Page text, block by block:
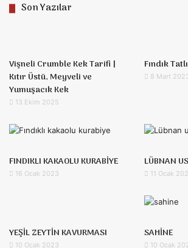
Son Yazılar
Vişneli Crumble Kek Tarifi |
Kıtır Üstü, Meyveli ve
Yumuşacık Kek
13 Ekim 2025
Fındık
8 Mart
FINDIKLI KAKAOLU KURABİYE
16 Ocak 2023
LÜBNAN
11 Ocak
YEŞİL ZEYTİN KAVURMASI
10 Ocak 2023
SAHİNE
10 Ocak